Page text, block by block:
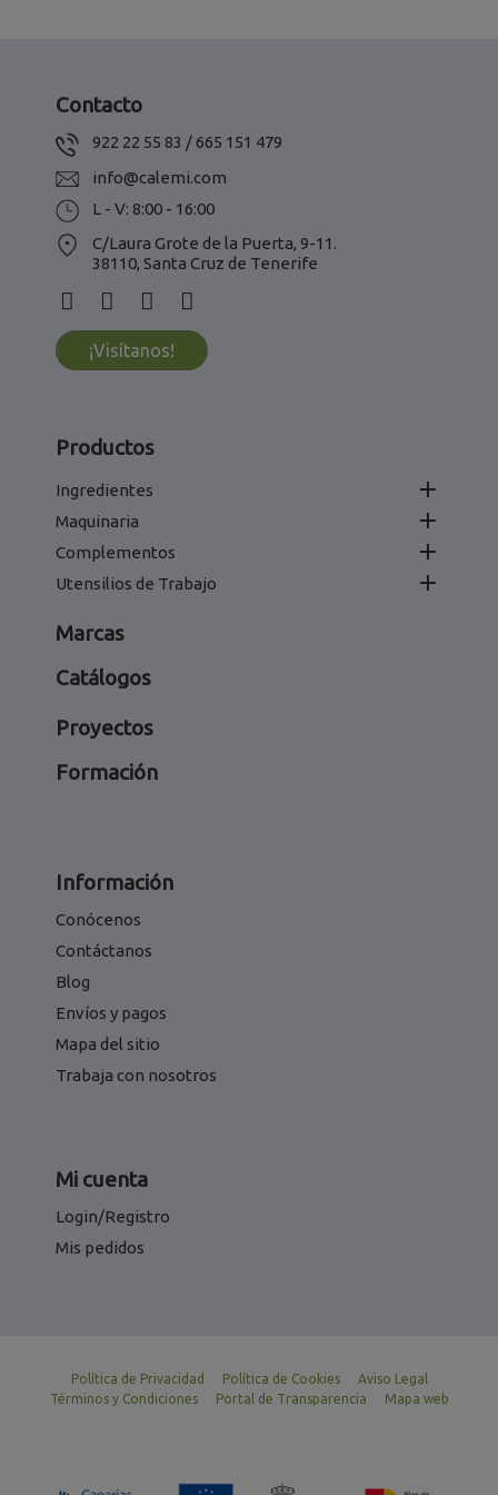
Contacto
922 22 55 83 / 665 151 479
info@calemi.com
L - V: 8:00 - 16:00
C/Laura Grote de la Puerta, 9-11.
38110, Santa Cruz de Tenerife
¡Visítanos!
Productos
Ingredientes 
Maquinaria 
Complementos 
Utensilios de Trabajo 
Marcas
Catálogos
Proyectos
Formación
Información
Conócenos
Contáctanos
Blog
Envíos y pagos
Mapa del sitio
Trabaja con nosotros
Mi cuenta
Login/Registro
Mis pedidos
Política de Privacidad Política de Cookies
Aviso Legal
Términos y Condiciones
Portal de Transparencia Mapa web